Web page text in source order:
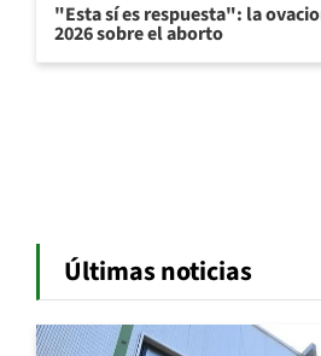
"Esta sí es respuesta": la
2026 sobre el aborto
Últimas noticias